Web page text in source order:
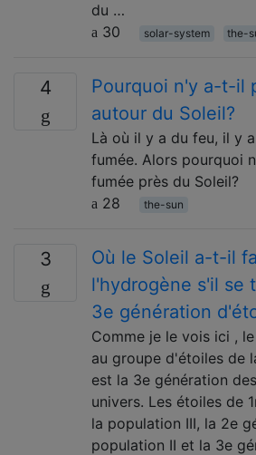
du …
30
solar-system the-
4
Pourquoi n'y a-t-il
autour du Soleil?
Là où il y a du feu, il y
fumée. Alors pourquoi
fumée près du Soleil?
28
the-sun
3
Où le Soleil a-t-il
l'hydrogène s'il se
3e génération
Comme je le vois ici ,
au groupe d'étoiles de
est la 3e génération
univers. Les étoiles de
la population III, la 2e
population II et la 3e